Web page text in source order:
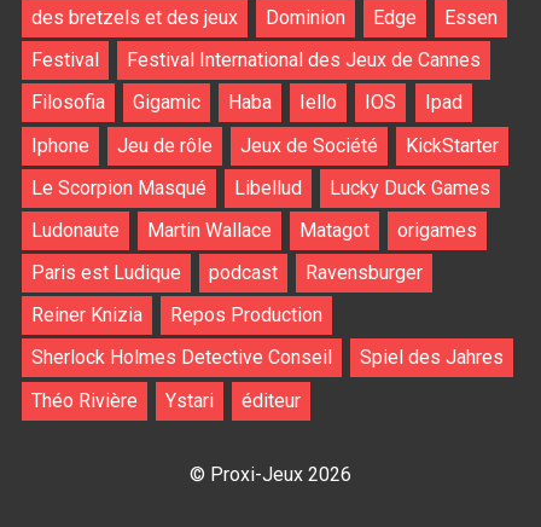
des bretzels et des jeux
Dominion Edge
Essen
Festival
Festival International des Jeux de Cannes
Filosofia
Gigamic Haba Iello IOS
Ipad
Iphone
Jeu de rôle Jeux de Société
KickStarter
Le Scorpion Masqué
Libellud
Lucky Duck Games
Ludonaute
Martin Wallace Matagot
origames
Paris est Ludique
podcast
Ravensburger
Reiner Knizia
Repos Production
Sherlock Holmes Detective Conseil
Spiel des Jahres
Théo Rivière
Ystari éditeur
© Proxi-Jeux 2026